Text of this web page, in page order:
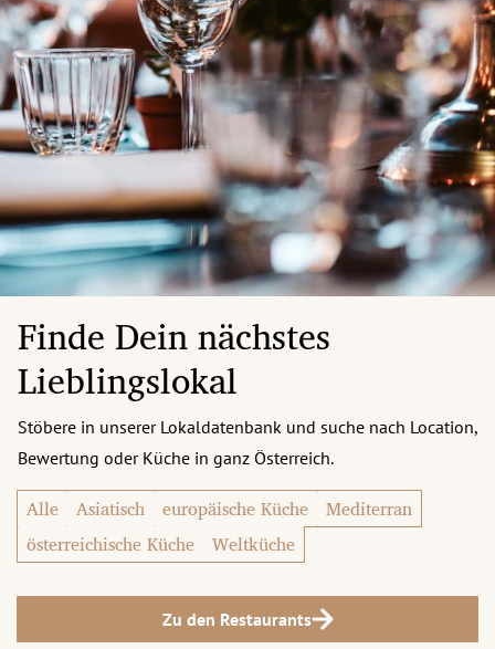
Finde Dein nächstes
Lieblingslokal
Stöbere in unserer Lokaldatenbank und suche nach Location,
Bewertung oder Küche in ganz Österreich.
Alle Asiatisch europäische Küche
Mediterran
österreichische Küche
Weltküche
Zu den Restaurants